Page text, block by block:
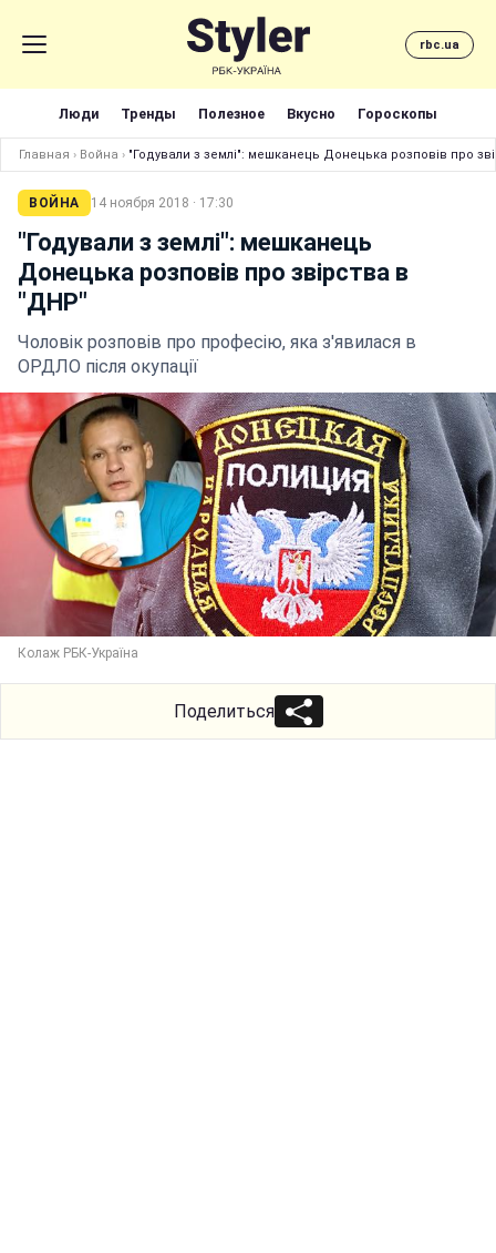
rbc.ua
Люди Тренды Полезное Вкусно Гороскопы
Главная › Война › "Годували з землі": мешканець Донецька розповів про
ВОЙНА 14 ноября 2018 · 17:30
"Годували з землі": мешканець
Донецька розповів про звірства в
"ДНР"
Чоловік розповів про професію, яка з'явилася в
ОРДЛО після окупації
Колаж РБК-Україна
Поделиться